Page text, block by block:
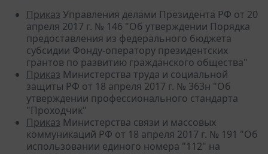
Приказ Управления делами Президента РФ от 20
апреля 2017 г. № 146 "Об утверждении Порядка
предоставления из федерального бюджета
субсидии Фонду-оператору президентских
грантов по развитию гражданского общества"
Приказ Министерства труда и социальной
защиты РФ от 18 апреля 2017 г. № 363н "Об
утверждении профессионального стандарта
"Проходчик"
Приказ Министерства связи и массовых
коммуникаций РФ от 18 апреля 2017 г. № 191 "Об
использовании единого номера "112" на